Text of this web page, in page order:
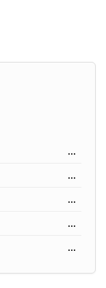
...
...
...
...
...